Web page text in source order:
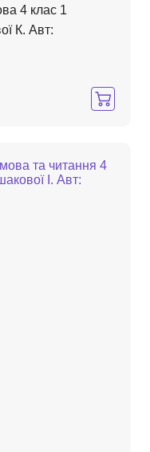
4 клас 1
К. Авт: